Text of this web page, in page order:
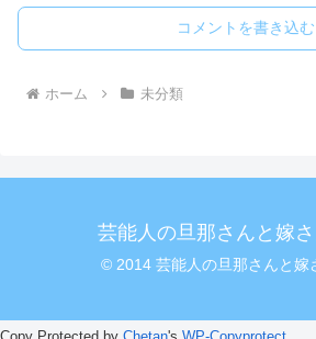
コメントを書き込む
ホーム 未分類
芸能人の旦那さんと嫁
© 2014 芸能人の旦那さんと嫁